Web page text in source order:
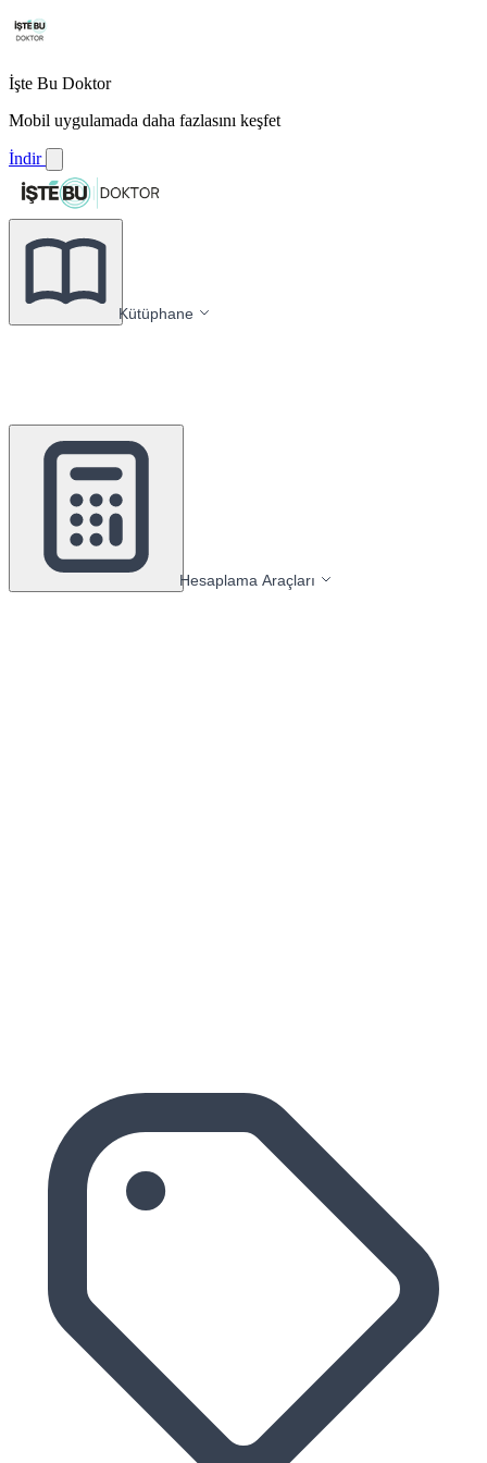
İşte Bu Doktor
Mobil uygulamada daha fazlasını keşfet
İndir
Kütüphane
Hesaplama Araçları